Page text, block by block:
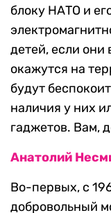
блоку НАТО и
детей, если они
окажутся на
будут
наличия у них
гаджетов. Вам,
Анатолий
Во-первых, с
добровольный